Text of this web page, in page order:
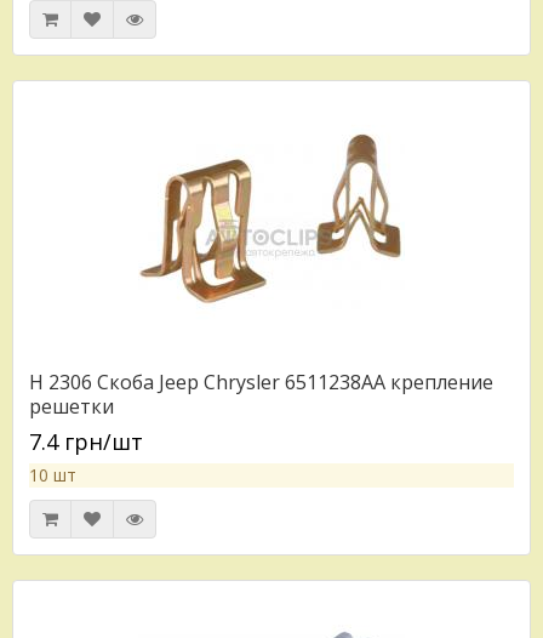
H 2306 Скоба Jeep Chrysler 6511238AA крепление
решетки
7.4 грн/шт
10 шт